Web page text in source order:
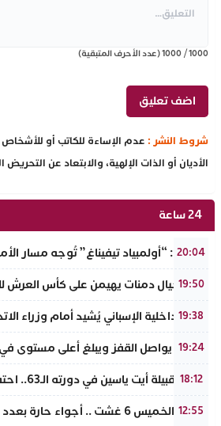
1000
/
1000(عدد الأحرف المتبقية)
شروط النشر : عدم الإساءة للكاتب أو
الأديان أو الذات الإلهية، والابتعاد عن
24 ساعة
20:04
تفراوت: “أولمبياد تيفيناغ” تُوجه مسار
19:50
نادي أجيال دمنات يهيمن على كأس العرش
19:38
وزير الداخلية الإسباني يُشيد أمام وزراء
19:24
الذهب يواصل القفز ويبلغ أعلى مستوى في 7 أسابيع مدعوماً بتراجع الدولار وانخفاض عوائد السندات
18:12
ملتقى قبيلة أيت ياسين في دورته الـ63.. احتفاء بالتراث وتجديد لروح الانتماء الوطني
12:55
طقس الخميس 6 غشت .. أجواء حارة بعدد من مناطق المملكة